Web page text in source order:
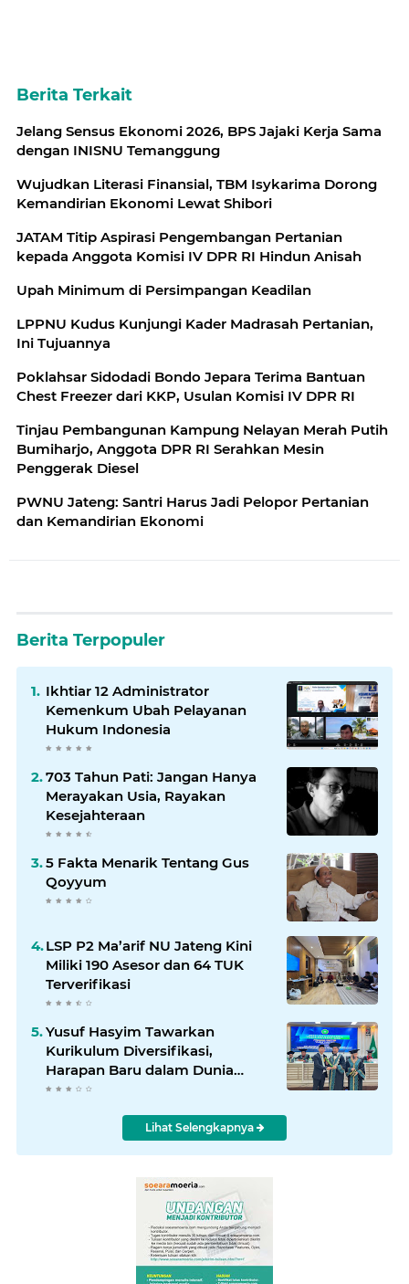
Berita Terkait
Jelang Sensus Ekonomi 2026, BPS Jajaki Kerja Sama
dengan INISNU Temanggung
Wujudkan Literasi Finansial, TBM Isykarima Dorong
Kemandirian Ekonomi Lewat Shibori
JATAM Titip Aspirasi Pengembangan Pertanian
kepada Anggota Komisi IV DPR RI Hindun Anisah
Upah Minimum di Persimpangan Keadilan
LPPNU Kudus Kunjungi Kader Madrasah Pertanian,
Ini Tujuannya
Poklahsar Sidodadi Bondo Jepara Terima Bantuan
Chest Freezer dari KKP, Usulan Komisi IV DPR RI
Tinjau Pembangunan Kampung Nelayan Merah Putih
Bumiharjo, Anggota DPR RI Serahkan Mesin
Penggerak Diesel
PWNU Jateng: Santri Harus Jadi Pelopor Pertanian
dan Kemandirian Ekonomi
Berita Terpopuler
Ikhtiar 12 Administrator
Kemenkum Ubah Pelayanan
Hukum Indonesia
703 Tahun Pati: Jangan Hanya
Merayakan Usia, Rayakan
Kesejahteraan
5 Fakta Menarik Tentang Gus
Qoyyum
LSP P2 Ma’arif NU Jateng Kini
Miliki 190 Asesor dan 64 TUK
Terverifikasi
Yusuf Hasyim Tawarkan
Kurikulum Diversifikasi,
Harapan Baru dalam Dunia
Pendidikan
Lihat Selengkapnya